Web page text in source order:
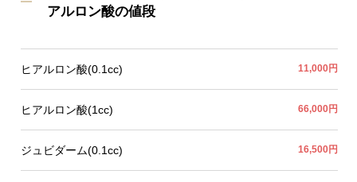
アルロン酸の値段
ヒアルロン酸(0.1cc) 11,000円
ヒアルロン酸(1cc) 66,000円
ジュビダーム(0.1cc) 16,500円